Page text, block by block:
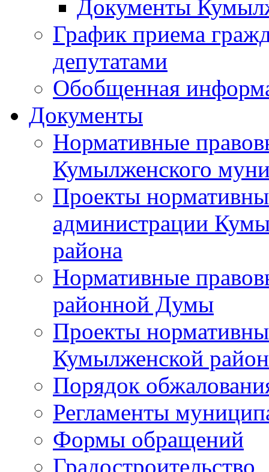
Документы
График приема
депутатами
Обобщенная
Документы
Нормативные
Кумылженского
Проекты
администрации
района
Нормативные
районной Думы
Проекты
Кумылженской
Порядок
Регламенты
Формы обращений
Градостроительство